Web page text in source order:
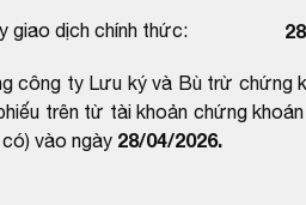
giao dịch chính thức:
công ty Lưu ký và Bù trừ chứng
trên từ tài khoản chứng
có) vào ngày 28/04/2026.